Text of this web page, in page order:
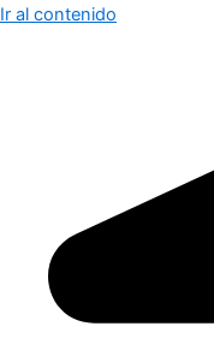
Ir al contenido